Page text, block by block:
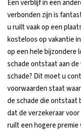
Een verblijf in een
verbonden zijn is
u ruilt vaak op een
kosteloos op vakantie
op een hele bijzondere
schade ontstaat aan
schade? Dit moet u
voorwaarden staat
de schade die ontstaat
dat de verzekeraar
ruilt een hogere premie